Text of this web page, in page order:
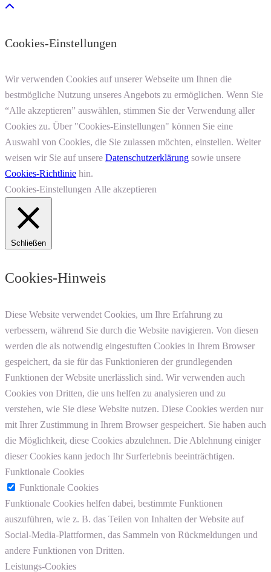
Cookies-Einstellungen
Wir verwenden Cookies auf unserer Webseite um Ihnen die
bestmögliche Nutzung unseres Angebots zu ermöglichen. Wenn Sie
“Alle akzeptieren” auswählen, stimmen Sie der Verwendung aller
Cookies zu. Über "Cookies-Einstellungen" können Sie eine
Auswahl von Cookies, die Sie zulassen möchten, einstellen. Weiter
weisen wir Sie auf unsere Datenschutzerklärung sowie unsere
Cookies-Richtlinie hin.
Cookies-Einstellungen Alle akzeptieren
Schließen
Cookies-Hinweis
Diese Website verwendet Cookies, um Ihre Erfahrung zu
verbessern, während Sie durch die Website navigieren. Von diesen
werden die als notwendig eingestuften Cookies in Ihrem Browser
gespeichert, da sie für das Funktionieren der grundlegenden
Funktionen der Website unerlässlich sind. Wir verwenden auch
Cookies von Dritten, die uns helfen zu analysieren und zu
verstehen, wie Sie diese Website nutzen. Diese Cookies werden nur
mit Ihrer Zustimmung in Ihrem Browser gespeichert. Sie haben auch
die Möglichkeit, diese Cookies abzulehnen. Die Ablehnung einiger
dieser Cookies kann jedoch Ihr Surferlebnis beeinträchtigen.
Funktionale Cookies
Funktionale Cookies
Funktionale Cookies helfen dabei, bestimmte Funktionen
auszuführen, wie z. B. das Teilen von Inhalten der Website auf
Social-Media-Plattformen, das Sammeln von Rückmeldungen und
andere Funktionen von Dritten.
Leistungs-Cookies